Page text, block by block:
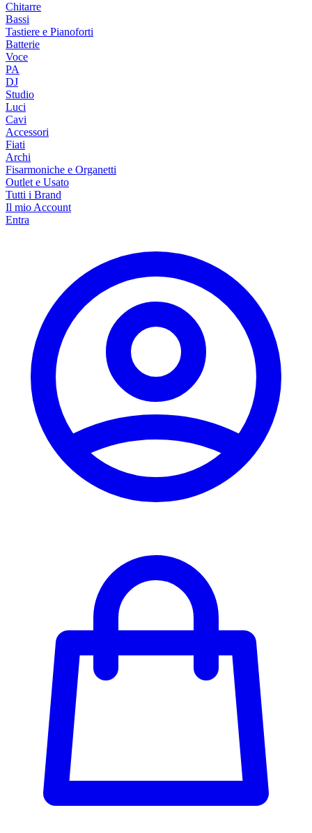
Chitarre
Bassi
Tastiere e Pianoforti
Batterie
Voce
PA
DJ
Studio
Luci
Cavi
Accessori
Fiati
Archi
Fisarmoniche e Organetti
Outlet e Usato
Tutti i Brand
Il mio Account
Entra